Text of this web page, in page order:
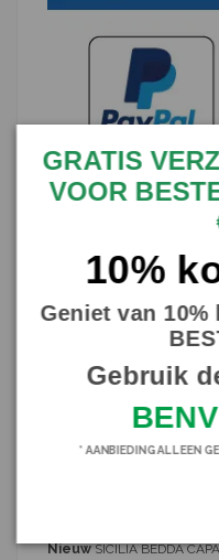
Heerlijke compositie van
Siciliaanse keramica,
Ondertekening en garantie
Nieuw SICILIA BEDDA
GRATIS
VOOR
10%
Geniet van
Gebruik
* AANBIEDING ALLEEN